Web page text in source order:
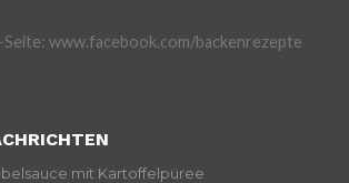
www.facebook.com/backenrezepte
mit Kartoffelpüree